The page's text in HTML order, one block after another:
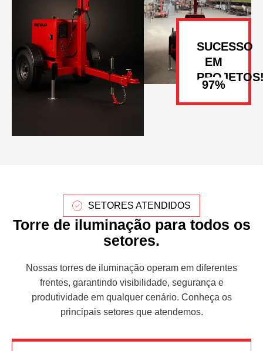
SUCESSO
EM
SETORES ATENDIDOS
Torre de iluminação para todos os
setores.
Nossas torres de iluminação operam em diferentes
frentes, garantindo visibilidade, segurança e
produtividade em qualquer cenário. Conheça os
principais setores que atendemos.